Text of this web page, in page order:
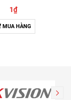
1₫
MUA HÀNG